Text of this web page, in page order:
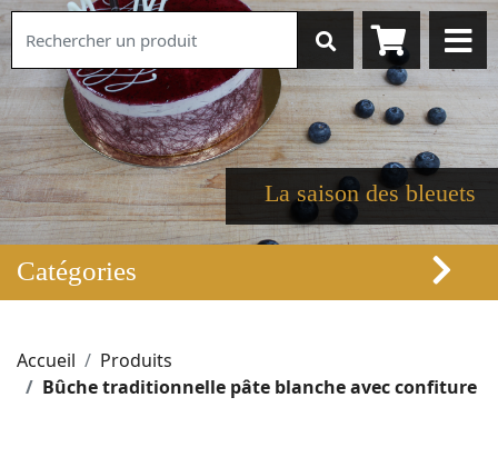
La saison des bleuets
Catégories
Accueil
Produits
Bûche traditionnelle pâte blanche avec confiture